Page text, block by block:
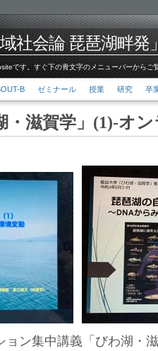
社会論 琵琶湖畔発
です。すぐ下の青文字のメニューバーから
B ゼミナール 授業 研究 卒
・滋賀学」(1)-オ
ョン集中講義「びわ湖・